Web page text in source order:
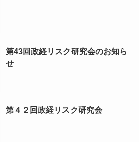
第43回政経リスク研究会のお知ら
せ
第４２回政経リスク研究会